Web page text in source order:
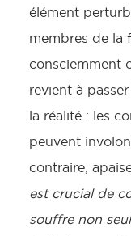
élément
membres de la
consciemment
revient à
la réalité : les
peuvent
contraire,
est crucial de
souffre non